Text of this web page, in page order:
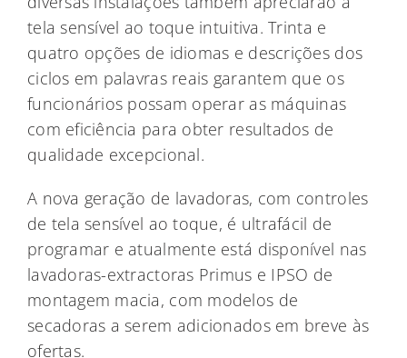
tela sensível ao toque intuitiva. Trinta e
quatro opções de idiomas e descrições dos
ciclos em palavras reais garantem que os
funcionários possam operar as máquinas
com eficiência para obter resultados de
qualidade excepcional.
A nova geração de lavadoras, com controles
de tela sensível ao toque, é ultrafácil de
programar e atualmente está disponível nas
lavadoras-extractoras Primus e IPSO de
montagem macia, com modelos de
secadoras a serem adicionados em breve às
ofertas.